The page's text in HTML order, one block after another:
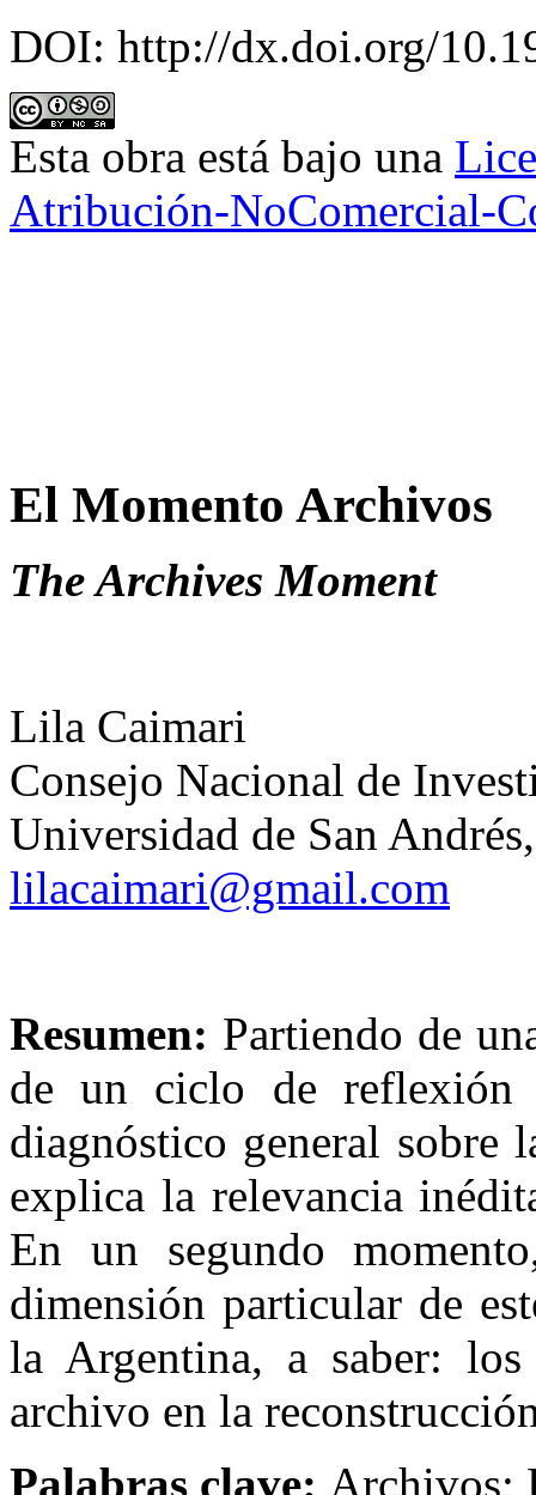
DOI: http://dx.doi.org/
Esta obra está bajo una
Atribución-NoComercial-
El Momento Archivos
The Archives Moment
Lila Caimari
Consejo Nacional de
Universidad de San
lilacaimari@gmail.com
Resumen: Partiendo de
de un ciclo de reflexión
diagnóstico general sobre
explica la relevancia
En un segundo
dimensión particular de
la Argentina, a saber:
archivo en la
Palabras clave: Archivos;